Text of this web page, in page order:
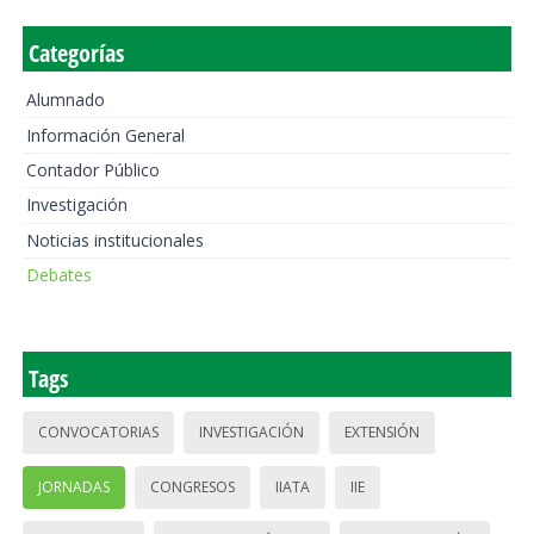
Categorías
Alumnado
Información General
Contador Público
Investigación
Noticias institucionales
Debates
Tags
CONVOCATORIAS INVESTIGACIÓN EXTENSIÓN
JORNADAS CONGRESOS IIATA IIE